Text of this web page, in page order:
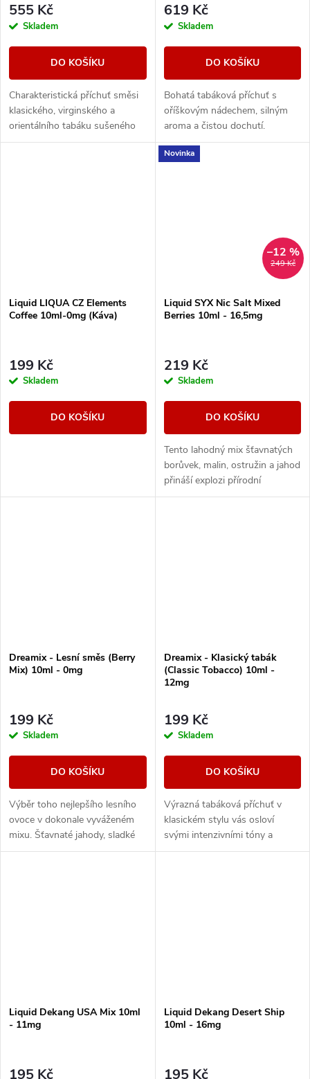
555 Kč
Skladem
DO KOŠÍKU
Charakteristická příchuť směsi
klasického, virginského a
orientálního tabáku sušeného
žárem slunce.
619 Kč
Skladem
DO KOŠÍKU
Bohatá tabáková příchuť s
oříškovým nádechem, silným
aroma a čistou dochutí.
Liquid LIQUA CZ Elements
Coffee 10ml-0mg (Káva)
199 Kč
Skladem
DO KOŠÍKU
Novinka
249 Kč
–12 %
Liquid SYX Nic Salt Mixed
Berries 10ml - 16,5mg
219 Kč
Skladem
DO KOŠÍKU
Tento lahodný mix šťavnatých
borůvek, malin, ostružin a jahod
přináší explozi přírodní
sladkosti a svěžesti v každém
Dreamix - Lesní směs (Berry
Mix) 10ml - 0mg
199 Kč
Skladem
DO KOŠÍKU
Výběr toho nejlepšího lesního
ovoce v dokonale vyváženém
mixu. Šťavnaté jahody, sladké
maliny nebo vyzrálé borůvky, to
Dreamix - Klasický tabák
(Classic Tobacco) 10ml -
12mg
199 Kč
Skladem
DO KOŠÍKU
Výrazná tabáková příchuť v
klasickém stylu vás osloví
svými intenzivními tóny a
dřevitou dochutí.
Liquid Dekang USA Mix 10ml
- 11mg
195 Kč
Liquid Dekang Desert Ship
10ml - 16mg
195 Kč